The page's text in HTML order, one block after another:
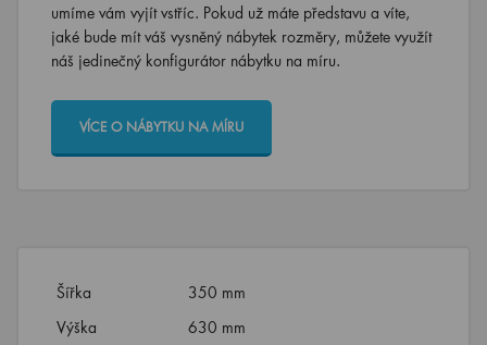
umíme vám vyjít vstříc. Pokud už máte představu a víte,
jaké bude mít váš vysněný nábytek rozměry, můžete využít
náš jedinečný konfigurátor nábytku na míru.
VÍCE O NÁBYTKU NA MÍRU
Šířka
350 mm
Výška
630 mm